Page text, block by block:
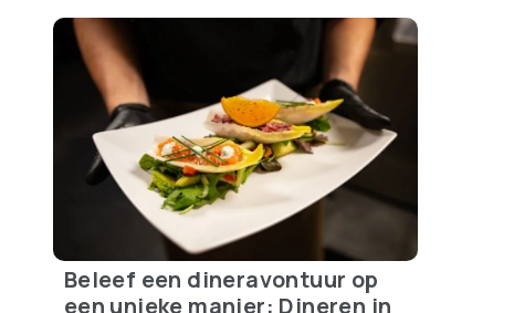
Beleef een dineravontuur op
een unieke manier: Dineren in